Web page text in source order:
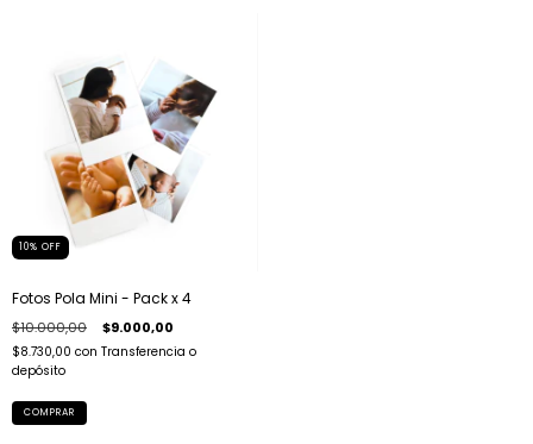
10% OFF
Fotos Pola Mini - Pack x 4
$10.000,00 $9.000,00
$8.730,00 con Transferencia o
depósito